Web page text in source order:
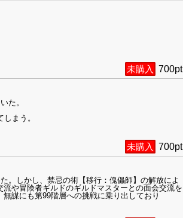
未購入 700pt
た。
まう。
未購入 700pt
。しかし、禁忌の術【移行：傀儡師】の解放によ
や冒険者ギルドのギルドマスターとの面会交流を
謀にも第99階層への挑戦に乗り出しており